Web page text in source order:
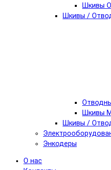
Шкивы
Шкивы /
Шкивы
Шкивы /
Энкодеры
О нас